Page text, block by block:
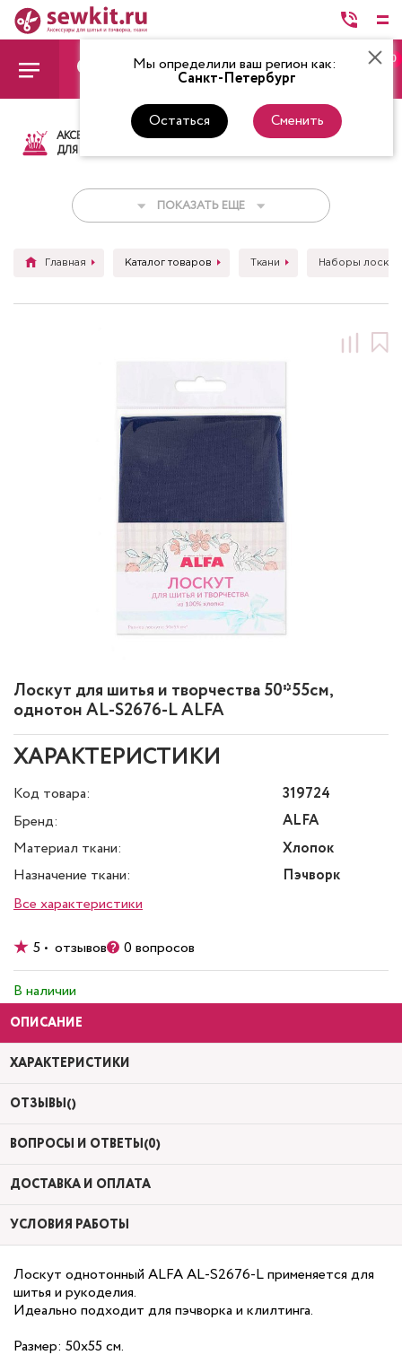
Мы определили ваш регион как:
Санкт-Петербург
Остаться Сменить
0
АКСЕССУАРЫ
ДЛЯ ШИТЬЯ
ТКАНИ НИТКИ
ПОКАЗАТЬ ЕЩЕ
Главная Каталог товаров Ткани Наборы
Лоскут для шитья и творчества 50*55см,
однотон AL-S2676-L ALFA
ХАРАКТЕРИСТИКИ
Код товара:
319724
Бренд:
ALFA
Материал ткани:
Хлопок
Назначение ткани:
Пэчворк
Все характеристики
5 • отзывов 0 вопросов
В наличии
ОПИСАНИЕ
ХАРАКТЕРИСТИКИ
ОТЗЫВЫ()
ВОПРОСЫ И ОТВЕТЫ(0)
ДОСТАВКА И ОПЛАТА
УСЛОВИЯ РАБОТЫ
Лоскут однотонный ALFA AL-S2676-L применяется для
шитья и рукоделия.
Идеально подходит для пэчворка и клилтинга.
Размер: 50х55 см.